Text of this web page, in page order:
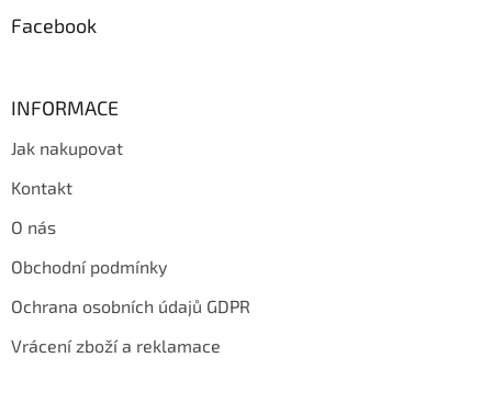
Facebook
INFORMACE
Jak nakupovat
Kontakt
O nás
Obchodní podmínky
Ochrana osobních údajů GDPR
Vrácení zboží a reklamace